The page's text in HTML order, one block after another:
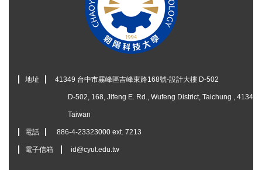
地址 41349 台中市霧峰區吉峰東路168號-設計大樓 D-502
D-502, 168, Jifeng E. Rd., Wufeng District, Taichung , 41349
Taiwan
電話 886-4-23323000 ext. 7213
電子信箱 id@cyut.edu.tw